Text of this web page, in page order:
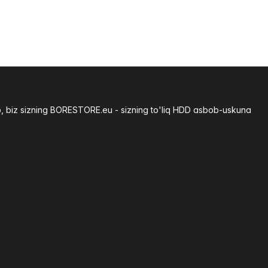
sizning BORESTORE.eu - sizning to'liq HDD asbob-uskuna